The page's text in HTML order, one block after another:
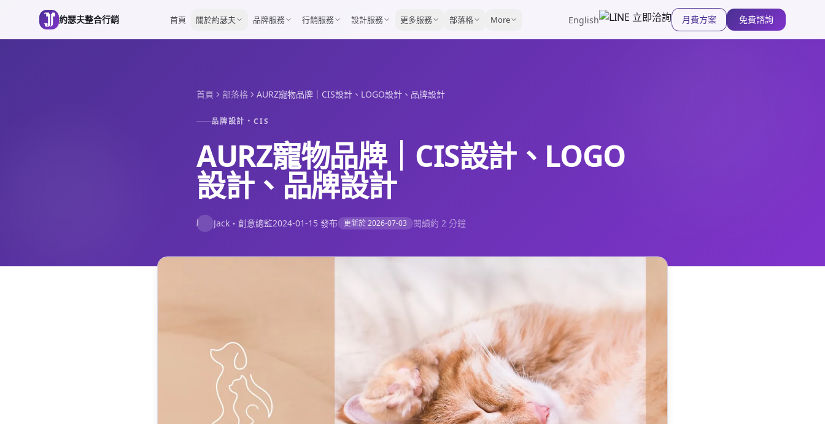
跳到主要內容
約瑟夫整合行銷 首頁 關於約瑟夫 品牌服務 行銷服務 設計服務 更多服務 部落格 More English 月費方案 免費諮詢
首頁 部落格 AURZ寵物品牌｜CIS設計、LOGO設計、品牌設計
品牌設計・CIS
AURZ寵物品牌｜CIS設計、LOGO
設計、品牌設計
J Jack ・ 創意總監2024-01-15 發布 更新於2026-07-03 閱讀約 2 分鐘